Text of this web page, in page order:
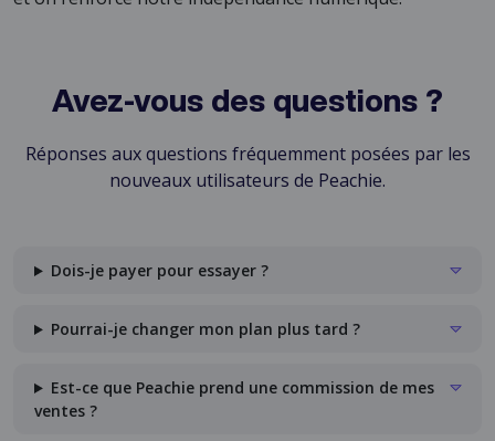
Avez-vous des questions ?
Réponses aux questions fréquemment posées par les
nouveaux utilisateurs de Peachie.
Dois-je payer pour essayer ?
Pourrai-je changer mon plan plus tard ?
Est-ce que Peachie prend une commission de mes
ventes ?